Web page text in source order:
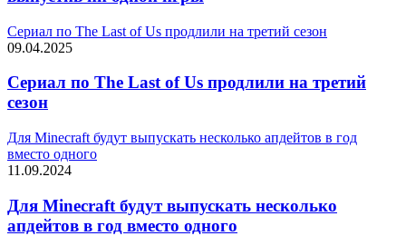
Сериал по The Last of Us продлили на третий сезон
09.04.2025
Сериал по The Last of Us продлили на третий
сезон
Для Minecraft будут выпускать несколько апдейтов в год
вместо одного
11.09.2024
Для Minecraft будут выпускать несколько
апдейтов в год вместо одного